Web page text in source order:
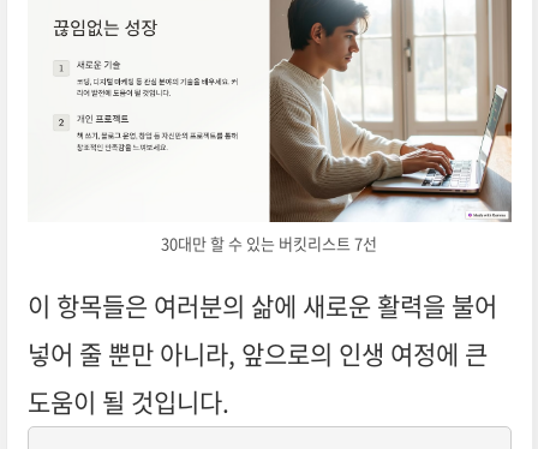
30대만 할 수 있는 버킷리스트 7선
이 항목들은 여러분의 삶에 새로운 활력을 불어
넣어 줄 뿐만 아니라, 앞으로의 인생 여정에 큰
도움이 될 것입니다.